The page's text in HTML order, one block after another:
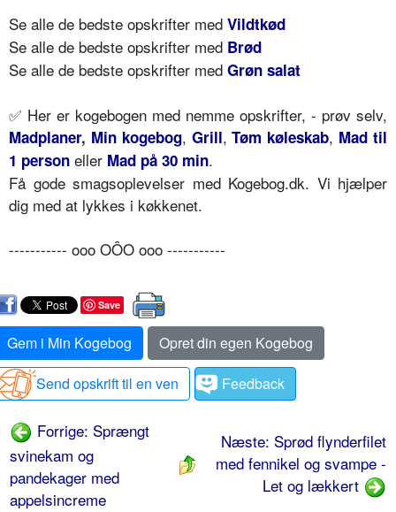
Se alle de bedste opskrifter med Vildtkød
Se alle de bedste opskrifter med Brød
Se alle de bedste opskrifter med Grøn salat
✅ Her er kogebogen med nemme opskrifter, - prøv selv,
Madplaner, Min kogebog, Grill,Tøm køleskab, Mad til
1 person eller Mad på 30 min.
Få gode smagsoplevelser med Kogebog.dk. Vi hjælper
dig med at lykkes i køkkenet.
----------- ooo OÔO ooo -----------
Save
Gem i Min Kogebog
Opret din egen Kogebog
Send opskrift til en ven
Feedback
Forrige: Sprængt
svinekam og
pandekager med
appelsincreme
Næste: Sprød flynderfilet
med fennikel og svampe -
Let og lækkert